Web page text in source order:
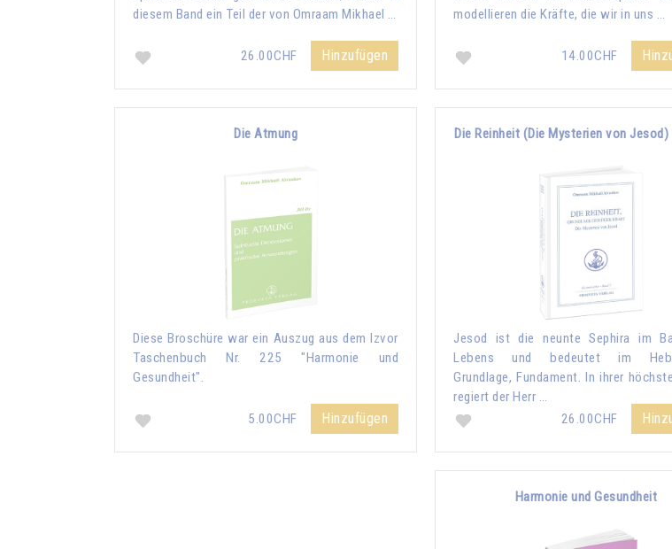
diesem Band ein Teil der von Omraam Mikhael …
26.00CHF Hinzufügen
modellieren die Kräfte, die wir in uns …
14.00CHF
Die Atmung
Diese Broschüre war ein Auszug aus dem Izvor
Taschenbuch Nr. 225 "Harmonie und
Gesundheit".
5.00CHF Hinzufügen
Die Reinheit (Die Mysterien von Jesod)
Jesod ist die neunte Sephira im
Lebens und bedeutet im
Grundlage, Fundament. In ihrer
regiert der Herr …
26.00CHF
Harmonie und Gesundheit